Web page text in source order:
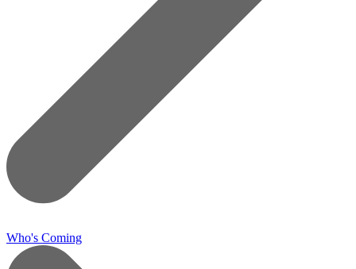
Who's Coming